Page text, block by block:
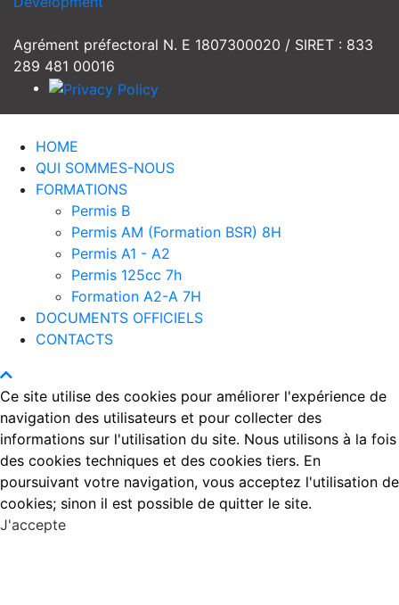
Agrément préfectoral N. E 1807300020 / SIRET : 833
289 481 00016
HOME
QUI SOMMES-NOUS
FORMATIONS
Permis B
Permis AM (Formation BSR) 8H
Permis A1 - A2
Permis 125cc 7h
Formation A2-A 7H
DOCUMENTS OFFICIELS
CONTACTS
Ce site utilise des cookies pour améliorer l'expérience de
navigation des utilisateurs et pour collecter des
informations sur l'utilisation du site. Nous utilisons à la fois
des cookies techniques et des cookies tiers. En
poursuivant votre navigation, vous acceptez l'utilisation de
cookies; sinon il est possible de quitter le site.
J'accepte